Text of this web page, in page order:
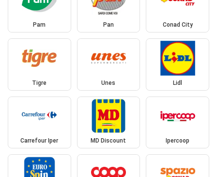
Pam Pan Conad City
Tigre Unes Lidl
Carrefour Iper MD Discount Ipercoop